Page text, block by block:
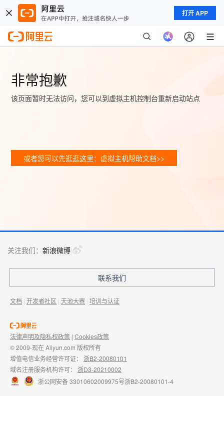
打开 APP
非常抱歉
该页面暂时无法访问，您可以到虚拟主机控制台重新启动站点
或者您可以先逛逛这里：虚拟主机帮助文档>>